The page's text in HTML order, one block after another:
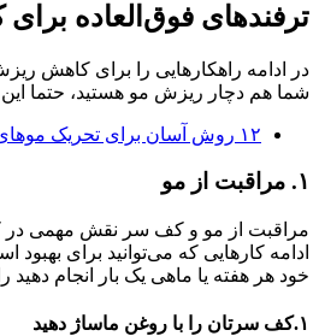
ترفندهای فوق‌العاده
در ادامه راهکارهایی را برای کاهش
شما هم دچار ریزش مو هستید، حتما این
۱۲ روش آسان برای تحریک موهای سر و رشد بیشتر آن‌ها
۱. مراقبت از مو
مراقبت از مو و کف سر نقش مهمی در
ادامه کارهایی که می‌توانید برای بهبود
خود هر هفته یا ماهی یک بار انجام دهید
۱.کف سرتان را با روغن ماساژ دهید